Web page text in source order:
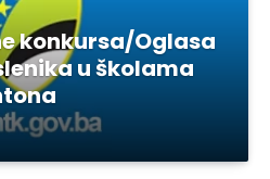
konkursa/Oglasa
u školama